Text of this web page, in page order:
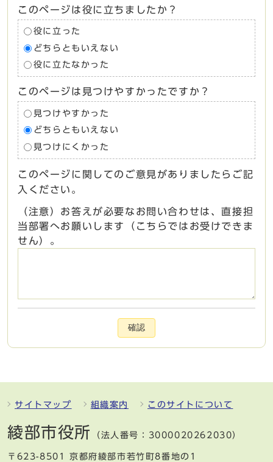
このページは役に立ちましたか？
役に立った
どちらともいえない
役に立たなかった
このページは見つけやすかったですか？
見つけやすかった
どちらともいえない
見つけにくかった
このページに関してのご意見がありましたらご記
入ください。
（注意）お答えが必要なお問い合わせは、直接担
当部署へお願いします（こちらではお受けできま
せん）。
確認
サイトマップ 組織案内 このサイトについて
綾部市役所 （法人番号：3000020262030）
〒623-8501 京都府綾部市若竹町8番地の1